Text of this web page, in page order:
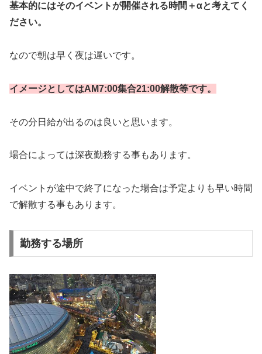
基本的にはそのイベントが開催される時間＋αと考えてく
ださい。
なので朝は早く夜は遅いです。
イメージとしてはAM7:00集合21:00解散等です。
その分日給が出るのは良いと思います。
場合によっては深夜勤務する事もあります。
イベントが途中で終了になった場合は予定よりも早い時間
で解散する事もあります。
勤務する場所